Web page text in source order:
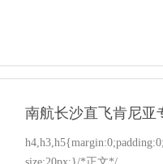
南航长沙直飞肯尼亚